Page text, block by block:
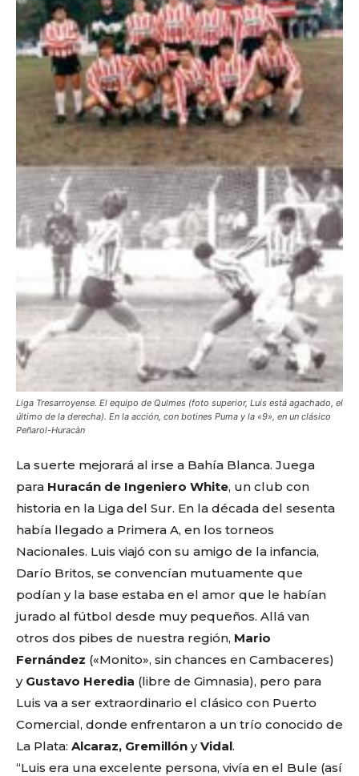
Liga Tresarroyense. El equipo de Qulmes (foto superior, Luis está agachado, el
último de la derecha). En la acción, con botines Puma y la «9», en un clásico
Peñarol-Huracàn
La suerte mejorará al irse a Bahía Blanca. Juega
para Huracán de Ingeniero White, un club con
historia en la Liga del Sur. En la década del sesenta
había llegado a Primera A, en los torneos
Nacionales. Luis viajó con su amigo de la infancia,
Darío Britos, se convencían mutuamente que
podían y la base estaba en el amor que le habían
jurado al fútbol desde muy pequeños. Allá van
otros dos pibes de nuestra región, Mario
Fernández («Monito», sin chances en Cambaceres)
yGustavo Heredia (libre de Gimnasia), pero para
Luis va a ser extraordinario el clásico con Puerto
Comercial, donde enfrentaron a un trío conocido de
La Plata: Alcaraz, Gremillón yVidal.
“Luis era una excelente persona, vivía en el Bule (así